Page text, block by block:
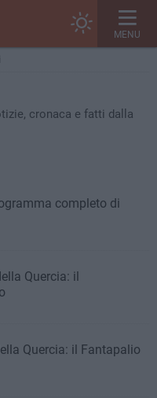
MENU
cronaca e fatti dalla
completo di
Quercia: il
Quercia: il Fantapalio